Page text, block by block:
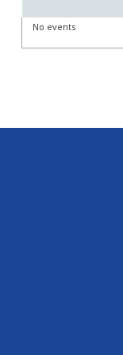
No events